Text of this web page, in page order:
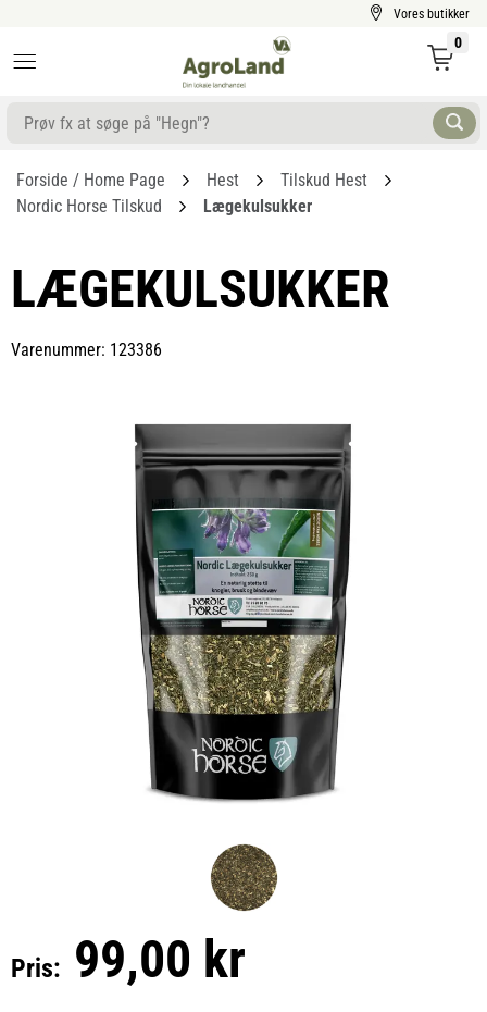
Vores butikker
0
Forside / Home Page Hest
Tilskud Hest
Nordic Horse Tilskud
Lægekulsukker
LÆGEKULSUKKER
Varenummer: 123386
Pris: 99,00 kr